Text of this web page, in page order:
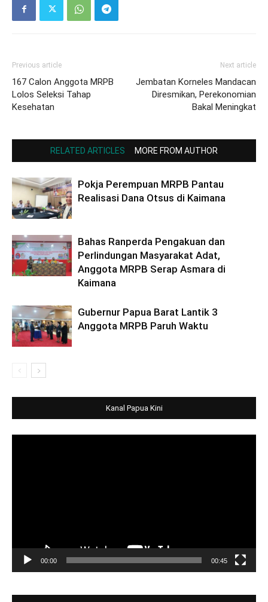
Previous article
167 Calon Anggota MRPB
Lolos Seleksi Tahap
Kesehatan
Next article
Jembatan Korneles Mandacan
Diresmikan, Perekonomian
Bakal Meningkat
RELATED ARTICLES MORE FROM AUTHOR
Pokja Perempuan MRPB Pantau
Realisasi Dana Otsus di Kaimana
Bahas Ranperda Pengakuan dan
Perlindungan Masyarakat Adat,
Anggota MRPB Serap Asmara di
Kaimana
Gubernur Papua Barat Lantik 3
Anggota MRPB Paruh Waktu
Kanal Papua Kini
00:00 00:45